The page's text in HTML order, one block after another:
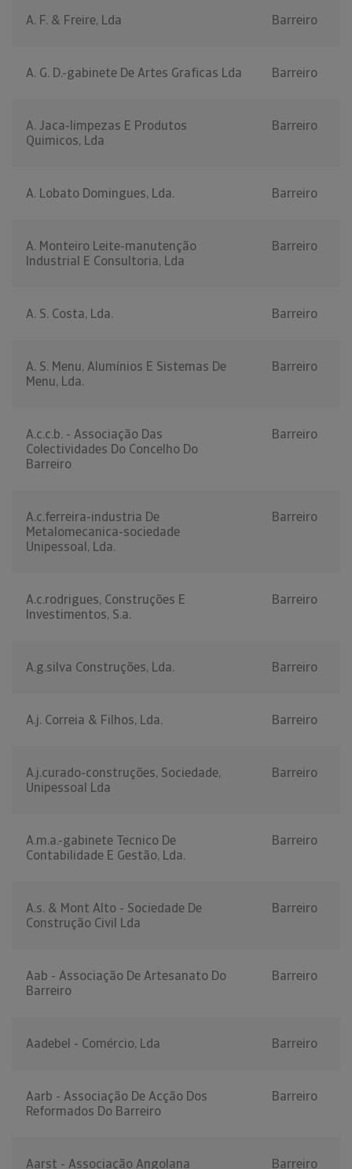
A. F. & Freire, Lda Barreiro
A. G. D.-gabinete De Artes Graficas Lda Barreiro
A. Jaca-limpezas E Produtos
Quimicos, Lda
Barreiro
A. Lobato Domingues, Lda. Barreiro
A. Monteiro Leite-manutenção
Industrial E Consultoria, Lda
Barreiro
A. S. Costa, Lda. Barreiro
A. S. Menu, Alumínios E Sistemas De
Menu, Lda.
Barreiro
A.c.c.b. - Associação Das
Colectividades Do Concelho Do
Barreiro
Barreiro
A.c.ferreira-industria De
Metalomecanica-sociedade
Unipessoal, Lda.
Barreiro
A.c.rodrigues, Construções E
Investimentos, S.a.
Barreiro
A.g.silva Construções, Lda. Barreiro
A.j. Correia & Filhos, Lda. Barreiro
A.j.curado-construções, Sociedade,
Unipessoal Lda
Barreiro
A.m.a.-gabinete Tecnico De
Contabilidade E Gestão, Lda.
Barreiro
A.s. & Mont Alto - Sociedade De
Construção Civil Lda
Barreiro
Aab - Associação De Artesanato Do
Barreiro
Barreiro
Aadebel - Comércio, Lda Barreiro
Aarb - Associação De Acção Dos
Reformados Do Barreiro
Barreiro
Aarst - Associação Angolana
Barreiro